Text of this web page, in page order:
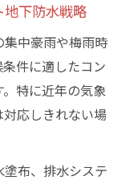
下防水戦略
中豪雨や梅雨時
件に適したコン
特に近年の気象
応しきれない場
布、排水システ